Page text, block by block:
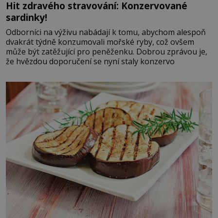
Hit zdravého stravování: Konzervované
sardinky!
Odborníci na výživu nabádají k tomu, abychom alespoň
dvakrát týdně konzumovali mořské ryby, což ovšem
může být zatěžující pro peněženku. Dobrou zprávou je,
že hvězdou doporučení se nyní staly konzervo